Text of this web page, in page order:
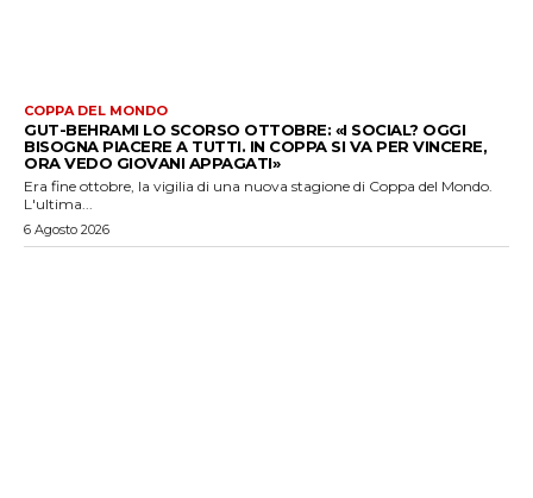
COPPA DEL MONDO
GUT-BEHRAMI LO SCORSO OTTOBRE: «I SOCIAL? OGGI
BISOGNA PIACERE A TUTTI. IN COPPA SI VA PER VINCERE,
ORA VEDO GIOVANI APPAGATI»
Era fine ottobre, la vigilia di una nuova stagione di Coppa del Mondo.
L'ultima...
6 Agosto 2026